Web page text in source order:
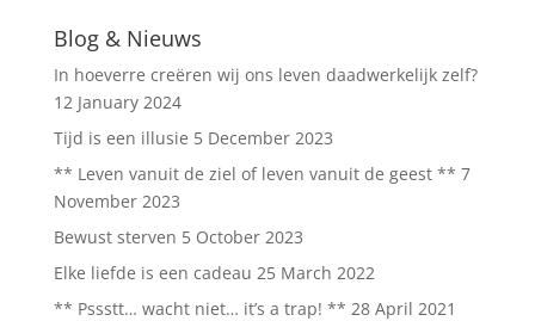
Blog & Nieuws
In hoeverre creëren wij ons leven daadwerkelijk zelf?
12 January 2024
Tijd is een illusie 5 December 2023
** Leven vanuit de ziel of leven vanuit de geest ** 7
November 2023
Bewust sterven 5 October 2023
Elke liefde is een cadeau 25 March 2022
** Pssstt… wacht niet… it’s a trap! ** 28 April 2021